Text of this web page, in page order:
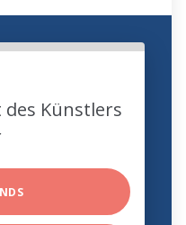
des Künstlers